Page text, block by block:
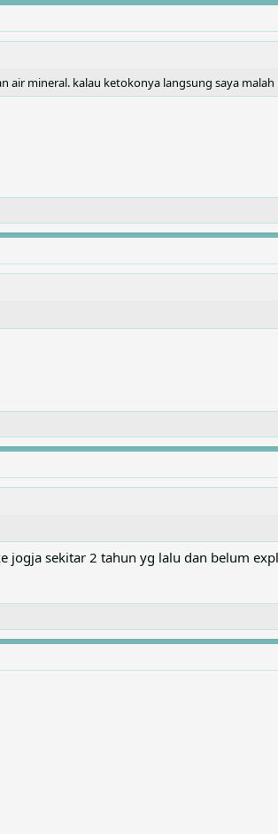
air mineral. kalau ketokonya langsung saya
jogja sekitar 2 tahun yg lalu dan belum